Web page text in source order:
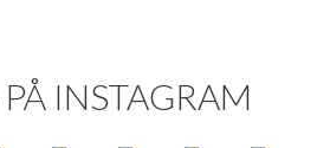
INSTAGRAM